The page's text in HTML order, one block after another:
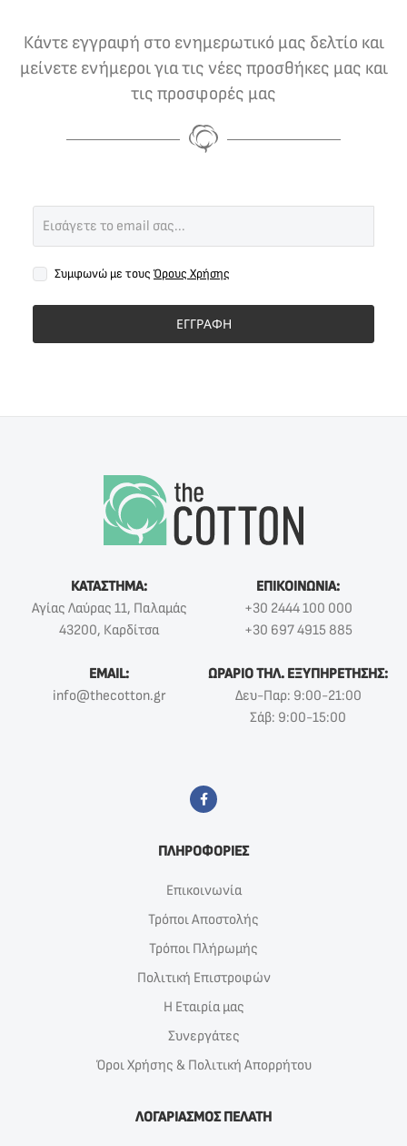
Κάντε εγγραφή στο ενημερωτικό μας δελτίο και
μείνετε ενήμεροι για τις νέες προσθήκες μας και
τις προσφορές μας
Συμφωνώ με τους Όρους Χρήσης
ΕΓΓΡΑΦΗ
ΚΑΤΑΣΤΗΜΑ:
Αγίας Λαύρας 11, Παλαμάς
43200, Καρδίτσα
ΕΠΙΚΟΙΝΩΝΙΑ:
+30 2444 100 000
+30 697 4915 885
EMAIL:
info@thecotton.gr
ΩΡΑΡΙΟ ΤΗΛ. ΕΞΥΠΗΡΕΤΗΣΗΣ:
Δευ-Παρ: 9:00-21:00
Σάβ: 9:00-15:00
ΠΛΗΡΟΦΟΡΙΕΣ
Επικοινωνία
Τρόποι Αποστολής
Τρόποι Πλήρωμής
Πολιτική Επιστροφών
Η Εταιρία μας
Συνεργάτες
Όροι Χρήσης & Πολιτική Απορρήτου
ΛΟΓΑΡΙΑΣΜΟΣ ΠΕΛΑΤΗ